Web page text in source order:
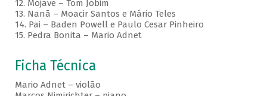
12. Mojave – Tom Jobim
13. Nanã – Moacir Santos e Mário Teles
14. Pai – Baden Powell e Paulo Cesar Pinheiro
15. Pedra Bonita – Mario Adnet
Ficha Técnica
Mario Adnet – violão